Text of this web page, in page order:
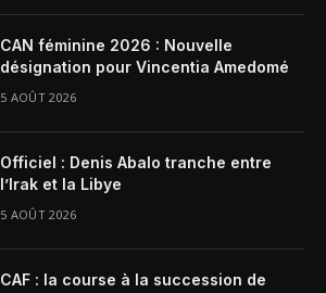
CAN féminine 2026 : Nouvelle
désignation pour Vincentia Amedomé
5 AOÛT 2026
Officiel : Denis Abalo tranche entre
l’Irak et la Libye
5 AOÛT 2026
CAF : la course à la succession de